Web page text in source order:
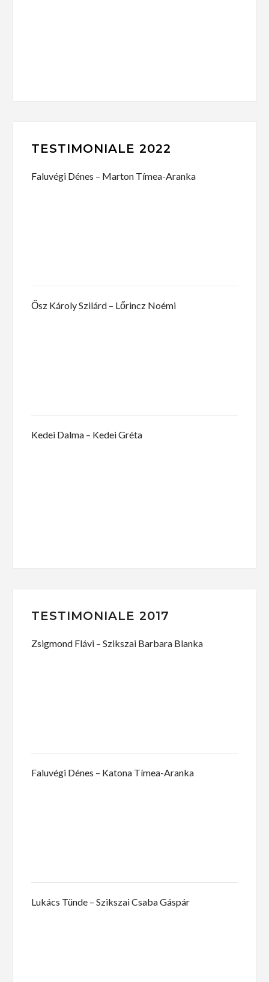
TESTIMONIALE 2022
Faluvégi Dénes – Marton Tímea-Aranka
Ősz Károly Szilárd – Lőrincz Noémi
Kedei Dalma – Kedei Gréta
TESTIMONIALE 2017
Zsigmond Flávi – Szikszai Barbara Blanka
Faluvégi Dénes – Katona Tímea-Aranka
Lukács Tünde – Szikszai Csaba Gáspár